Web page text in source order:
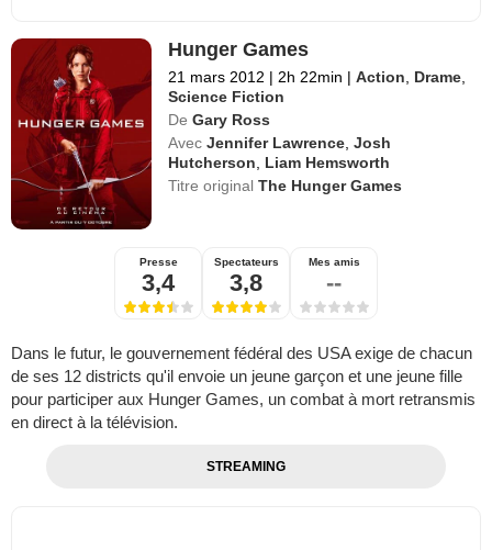
Hunger Games
21 mars 2012 | 2h 22min | Action Drame
Science Fiction
De Gary Ross
Avec Jennifer Lawrence ,Josh
Hutcherson
Liam Hemsworth
Titre originalThe Hunger Games
Presse
3,4
Spectateurs
3,8
Mes amis
--
Dans le futur, le gouvernement fédéral des USA exige de chacun
de ses 12 districts qu'il envoie un jeune garçon et une jeune fille
pour participer aux Hunger Games, un combat à mort retransmis
en direct à la télévision.
STREAMING